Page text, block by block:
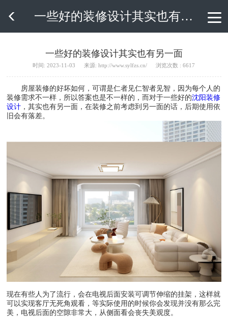
 一些好的装修设计其实也有另一面
一些好的装修设计其实也有另一面
时间: 2023-11-03 来源: http://www.sylfzs.cn/ 浏览次数 : 6617
房屋装修的好坏如何，可谓是仁者见仁智者见智，因为每个人的
装修需求不一样，所以答案也是不一样的，而对于一些好的沈阳装修
设计 ，其实也有另一面，在装修之前考虑到另一面的话，后期使用依
旧会有落差。
现在有些人为了流行，会在电视后面安装可调节伸缩的挂架，这样就
可以实现客厅无死角观看，等实际使用的时候你会发现并没有那么完
美，电视后面的空隙非常大，从侧面看会丧失美观度。